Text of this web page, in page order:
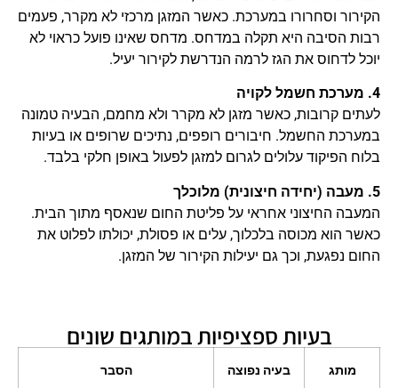
הקירור וסחרורו במערכת. כאשר המזגן מרכזי לא מקרר, פעמים
רבות הסיבה היא תקלה במדחס. מדחס שאינו פועל כראוי לא
יוכל לדחוס את הגז לרמה הנדרשת לקירור יעיל.
4. מערכת חשמל לקויה
לעתים קרובות, כאשר מזגן לא מקרר ולא מחמם, הבעיה טמונה
במערכת החשמל. חיבורים רופפים, נתיכים שרופים או בעיות
בלוח הפיקוד עלולים לגרום למזגן לפעול באופן חלקי בלבד.
5. מעבה (יחידה חיצונית) מלוכלך
המעבה החיצוני אחראי על פליטת החום שנאסף מתוך הבית.
כאשר הוא מכוסה בלכלוך, עלים או פסולת, יכולתו לפלוט את
החום נפגעת, וכך גם יעילות הקירור של המזגן.
בעיות ספציפיות במותגים שונים
מותג בעיה נפוצה הסבר